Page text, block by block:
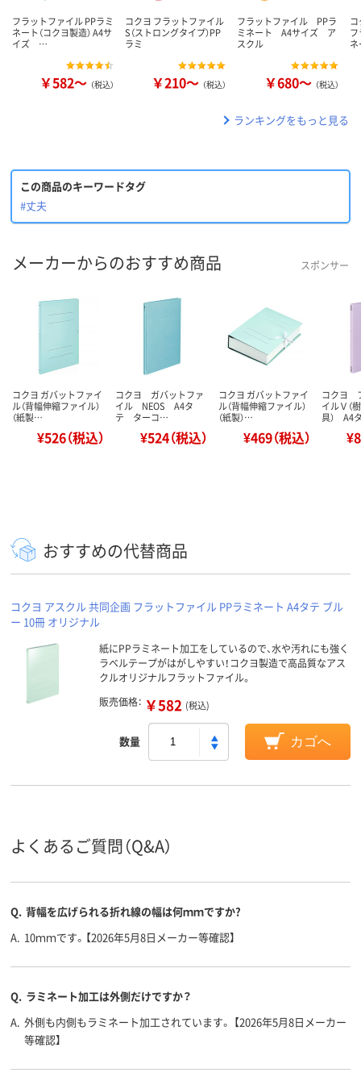
フラットファイル PPラミ
ネート（コクヨ製造） A4サ
イズ …
￥582～ （税込）
コクヨ フラットファイル
S（ストロングタイプ）PP
ラミ
￥210～ （税込）
フラットファイル PPラ
ミネート A4サイズ ア
スクル
￥680～ （税込）
ランキングをもっと見る
この商品のキーワードタグ
#丈夫
メーカーからのおすすめ商品 スポンサー
コクヨ ガバットファイ
ル（背幅伸縮ファイル）
（紙製…
¥526（税込）
コクヨ ガバットファ
イル NEOS A4タ
テ ターコ…
¥524（税込）
コクヨ ガバットファイ
ル（背幅伸縮ファイル）
（紙製）…
¥469（税込）
コクヨ
イルＶ（
具） A4
おすすめの代替商品
コクヨ アスクル 共同企画 フラットファイル PPラミネート A4タテ ブル
ー 10冊 オリジナル
紙にPPラミネート加工をしているので、水や汚れにも強く
ラベルテープがはがしやすい！コクヨ製造で高品質なアス
クルオリジナルフラットファイル。
販売価格： ￥582 (税込)
数量 カゴへ
よくあるご質問（Q&A）
Q. 背幅を広げられる折れ線の幅は何ｍｍですか?
A. 10ｍｍです。【2026年5月8日メーカー等確認】
Q. ラミネート加工は外側だけですか？
A. 外側も内側もラミネート加工されています。 【2026年5月8日メーカー
等確認】